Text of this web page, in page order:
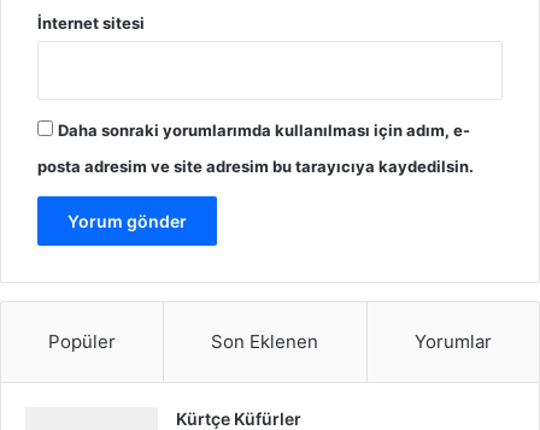
İnternet sitesi
Daha sonraki yorumlarımda kullanılması için adım, e-
posta adresim ve site adresim bu tarayıcıya kaydedilsin.
Popüler Son Eklenen Yorumlar
Kürtçe Küfürler